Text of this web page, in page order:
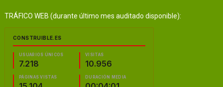
TRÁFICO WEB (durante último mes auditado disponible):